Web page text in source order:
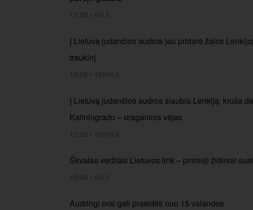
12:59 • tv3.lt
Į Lietuvą judančios audros jau pridarė žalos
traukinį
12:02 • 15min.lt
Į Lietuvą judančios audros siaubia Lenkiją: kruša
Kaliningradu – uraganinis vėjas
12:02 • 15min.lt
Škvalas veržiasi Lietuvos link – pirmieji židiniai
10:56 • tv3.lt
Audringi orai gali prasidėti nuo 15 valandos